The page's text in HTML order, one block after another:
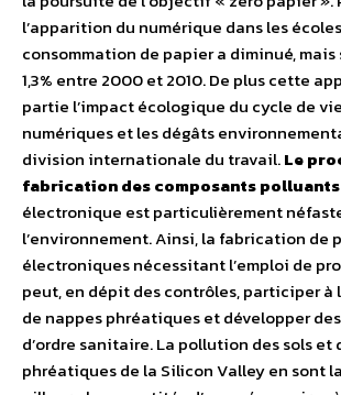
l’apparition du numérique dans les
consommation de papier a diminué,
1,3% entre 2000 et 2010. De plus cette
partie l’impact écologique du cycle de
numériques et les dégâts
division internationale du travail.Le
fabrication des composants polluants
électronique est particulièrement
l’environnement. Ainsi, la fabrication de
électroniques nécessitant l’emploi de
peut, en dépit des contrôles, participer
de nappes phréatiques et développer
d’ordre sanitaire. La pollution des sols et
phréatiques de la Silicon Valley en sont